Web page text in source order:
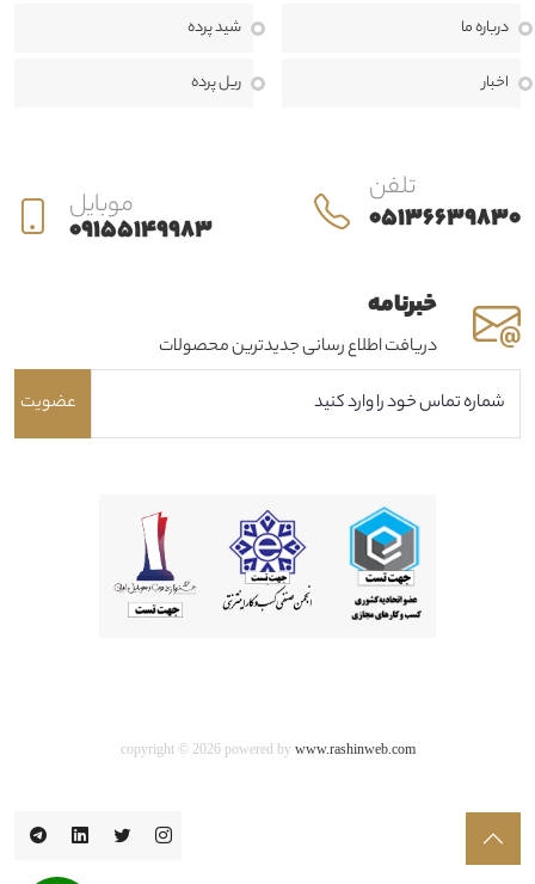
درباره ما
اخبار
شید پرده
ریل پرده
انتخاب پرده تنها یک خرید ساده نیست، بلکه بخشی مهم از طراحی داخلی و
تا اندازه‌گیری، طراحی، دوخت، نصب و خدمات پس از فروش، در کنار مشتریان
خبرنامه
دریافت اطلاع رسانی جدیدترین محصولات
تلفن
05136639830 موبایل
09155149983
عضویت
copyright © 2026 powered by www.rashinweb.com